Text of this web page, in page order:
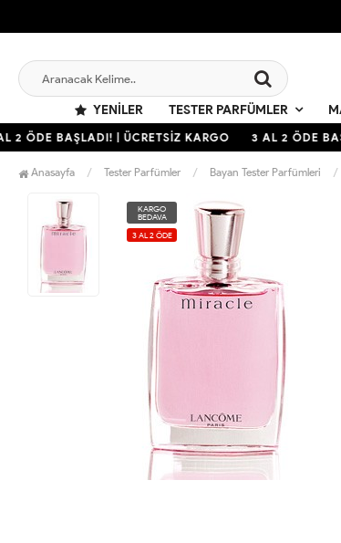
YENILER
TESTER PARFÜMLER
ÖDE BAŞLADI! | ÜCRETSİZ KARGO 3 AL 2 ÖDE
Anasayfa Tester Parfümler Bayan Tester Parfümleri
KARGO
BEDAVA
3 AL 2 ÖDE